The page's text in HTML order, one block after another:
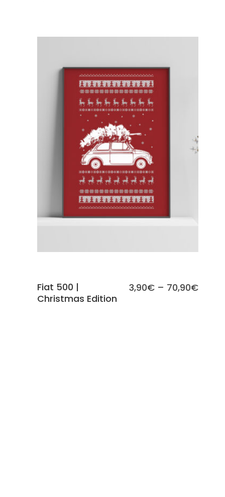
SCEGLI
Fiat 500 |
Christmas Edition
3,90€ – 70,90€